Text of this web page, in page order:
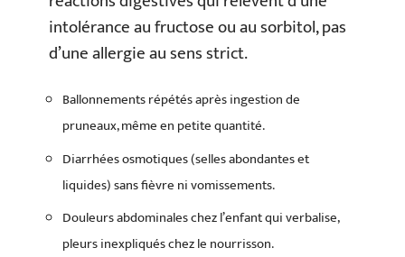
intolérance au fructose ou au sorbitol, pas
d’une allergie au sens strict.
Ballonnements répétés après ingestion de
pruneaux, même en petite quantité.
Diarrhées osmotiques (selles abondantes et
liquides) sans fièvre ni vomissements.
Douleurs abdominales chez l’enfant qui verbalise,
pleurs inexpliqués chez le nourrisson.